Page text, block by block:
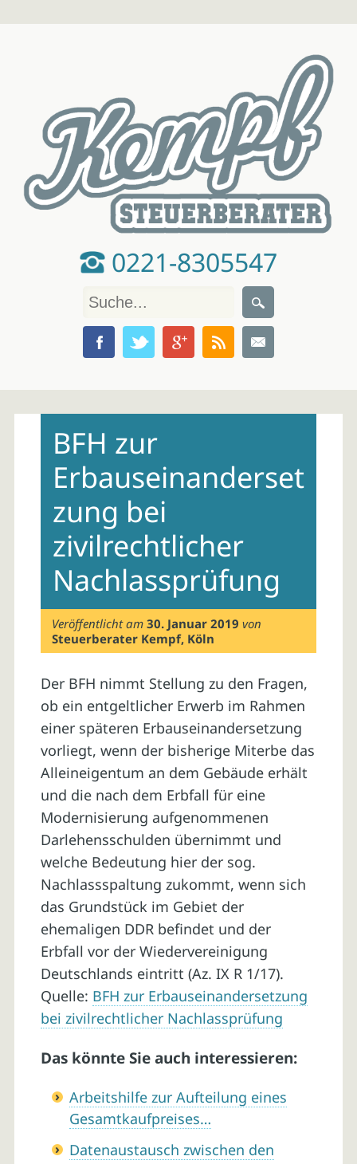
0221-8305547
contentBFH zur
Erbauseinanderset
zung bei
zivilrechtlicher
Nachlassprüfung
Veröffentlicht am30. Januar 2019 von
Steuerberater Kempf, Köln
Der BFH nimmt Stellung zu den Fragen,
ob ein entgeltlicher Erwerb im Rahmen
einer späteren Erbauseinandersetzung
vorliegt, wenn der bisherige Miterbe das
Alleineigentum an dem Gebäude erhält
und die nach dem Erbfall für eine
Modernisierung aufgenommenen
Darlehensschulden übernimmt und
welche Bedeutung hier der sog.
Nachlassspaltung zukommt, wenn sich
das Grundstück im Gebiet der
ehemaligen DDR befindet und der
Erbfall vor der Wiedervereinigung
Deutschlands eintritt (Az. IX R 1/17).
Quelle: BFH zur Erbauseinandersetzung
bei zivilrechtlicher Nachlassprüfung
Das könnte Sie auch interessieren:
Arbeitshilfe zur Aufteilung eines
Gesamtkaufpreises…
Datenaustausch zwischen den